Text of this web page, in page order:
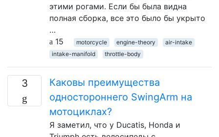
этими рогами. Если бы была видна
полная сборка, все это было бы укрыто
…
15
motorcycle engine-theory
air-intake
intake-manifold
throttle-body
3
Каковы преимущества
одностороннего SwingArm на
мотоциклах?
Я заметил, что у Ducatis, Honda и